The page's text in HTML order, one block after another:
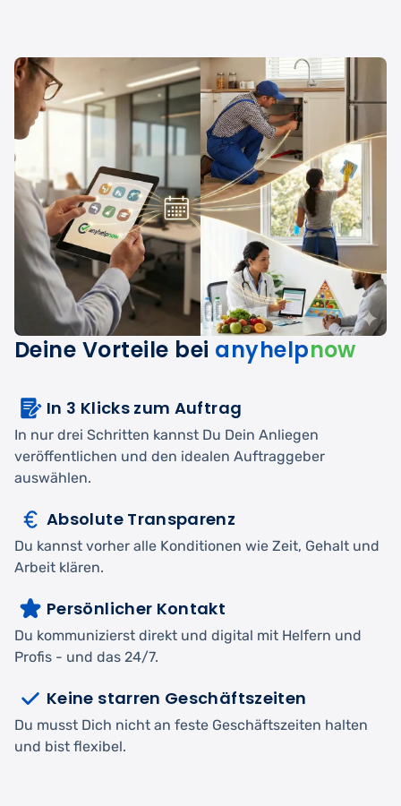
Deine Vorteile bei anyhelpnow
In 3 Klicks zum Auftrag
In nur drei Schritten kannst Du Dein Anliegen
veröffentlichen und den idealen Auftraggeber
auswählen.
Absolute Transparenz
Du kannst vorher alle Konditionen wie Zeit, Gehalt und
Arbeit klären.
Persönlicher Kontakt
Du kommunizierst direkt und digital mit Helfern und
Profis - und das 24/7.
Keine starren Geschäftszeiten
Du musst Dich nicht an feste Geschäftszeiten halten
und bist flexibel.